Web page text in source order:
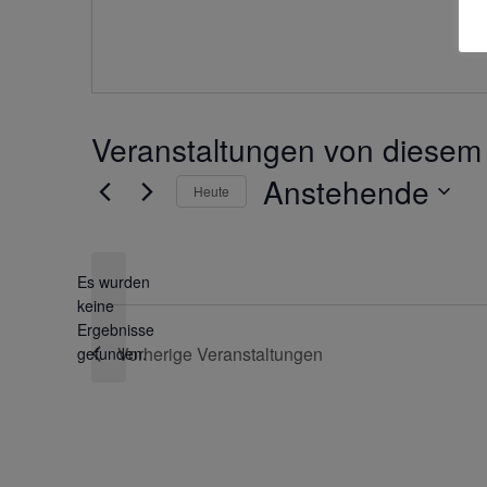
Veranstaltungen von
Hinweis
Es wurden
keine
Ergebnisse
gefunden.
Heute Anstehende
Vorherige Veranstaltungen